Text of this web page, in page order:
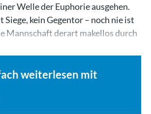
Welle der Euphorie ausgehen.
Siege, kein Gegentor – noch nie ist
Mannschaft derart makellos durch
weiterlesen mit